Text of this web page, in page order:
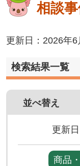
相談
更新日：2026年6
検索結果一覧
並べ替え
更新日
商品